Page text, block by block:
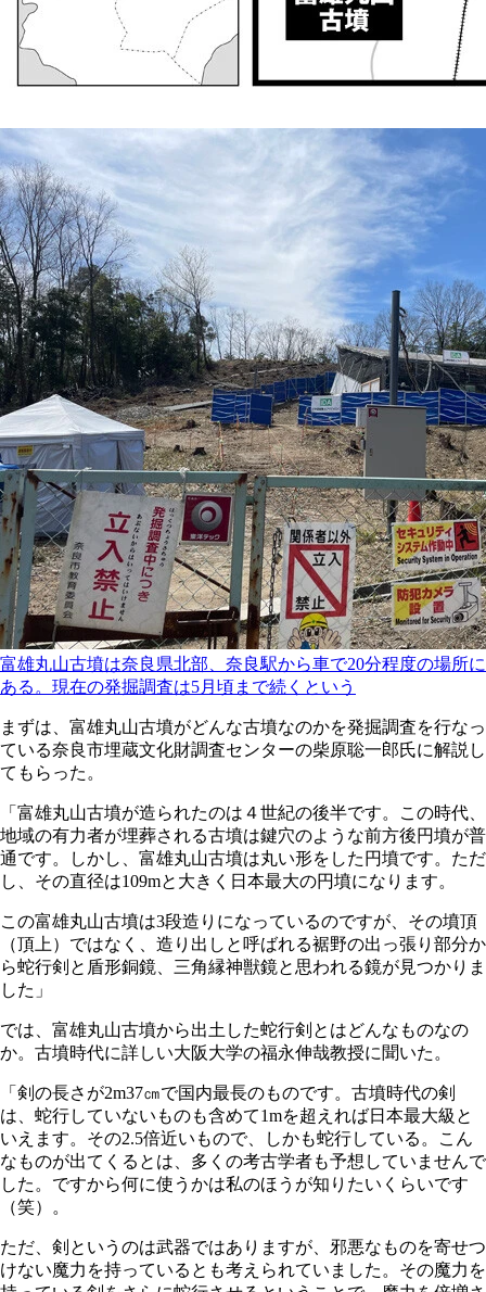
富雄丸山古墳は奈良県北部、奈良駅から車で20分程度の場所に
ある。現在の発掘調査は5月頃まで続くという
まずは、富雄丸山古墳がどんな古墳なのかを発掘調査を行なっ
ている奈良市埋蔵文化財調査センターの柴原聡一郎氏に解説し
てもらった。
「富雄丸山古墳が造られたのは４世紀の後半です。この時代、
地域の有力者が埋葬される古墳は鍵穴のような前方後円墳が普
通です。しかし、富雄丸山古墳は丸い形をした円墳です。ただ
し、その直径は109mと大きく日本最大の円墳になります。
この富雄丸山古墳は3段造りになっているのですが、その墳頂
（頂上）ではなく、造り出しと呼ばれる裾野の出っ張り部分か
ら蛇行剣と盾形銅鏡、三角縁神獣鏡と思われる鏡が見つかりま
した」
では、富雄丸山古墳から出土した蛇行剣とはどんなものなの
か。古墳時代に詳しい大阪大学の福永伸哉教授に聞いた。
「剣の長さが2m37㎝で国内最長のものです。古墳時代の剣
は、蛇行していないものも含めて1mを超えれば日本最大級と
いえます。その2.5倍近いもので、しかも蛇行している。こん
なものが出てくるとは、多くの考古学者も予想していませんで
した。ですから何に使うかは私のほうが知りたいくらいです
（笑）。
ただ、剣というのは武器ではありますが、邪悪なものを寄せつ
けない魔力を持っているとも考えられていました。その魔力を